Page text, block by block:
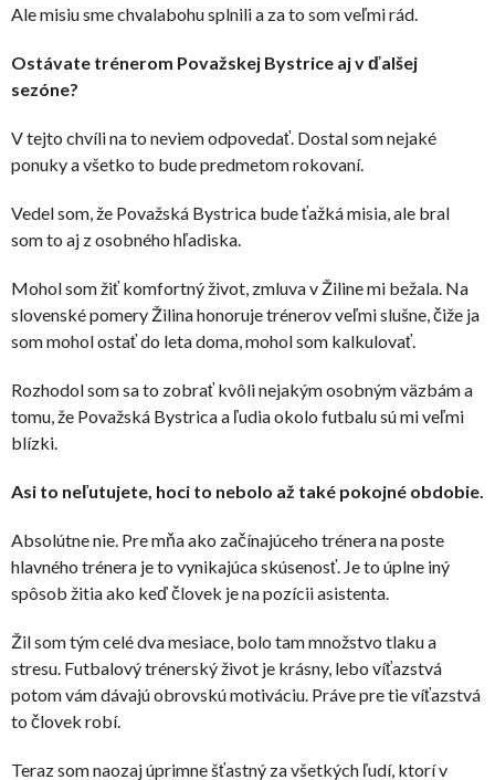
Ale misiu sme chvalabohu splnili a za to som veľmi rád.
Ostávate trénerom Považskej Bystrice aj v ďalšej
sezóne?
V tejto chvíli na to neviem odpovedať. Dostal som nejaké
ponuky a všetko to bude predmetom rokovaní.
Vedel som, že Považská Bystrica bude ťažká misia, ale bral
som to aj z osobného hľadiska.
Mohol som žiť komfortný život, zmluva v Žiline mi bežala. Na
slovenské pomery Žilina honoruje trénerov veľmi slušne, čiže ja
som mohol ostať do leta doma, mohol som kalkulovať.
Rozhodol som sa to zobrať kvôli nejakým osobným väzbám a
tomu, že Považská Bystrica a ľudia okolo futbalu sú mi veľmi
blízki.
Asi to neľutujete, hoci to nebolo až také pokojné obdobie.
Absolútne nie. Pre mňa ako začínajúceho trénera na poste
hlavného trénera je to vynikajúca skúsenosť. Je to úplne iný
spôsob žitia ako keď človek je na pozícii asistenta.
Žil som tým celé dva mesiace, bolo tam množstvo tlaku a
stresu. Futbalový trénerský život je krásny, lebo víťazstvá
potom vám dávajú obrovskú motiváciu. Práve pre tie víťazstvá
to človek robí.
Teraz som naozaj úprimne šťastný za všetkých ľudí, ktorí v